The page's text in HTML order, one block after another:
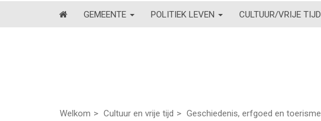
GEMEENTE POLITIEK LEVEN CULTUUR/VRIJE TIJD
Welkom Cultuur en vrije tijd Geschiedenis, erfgoed en toerisme